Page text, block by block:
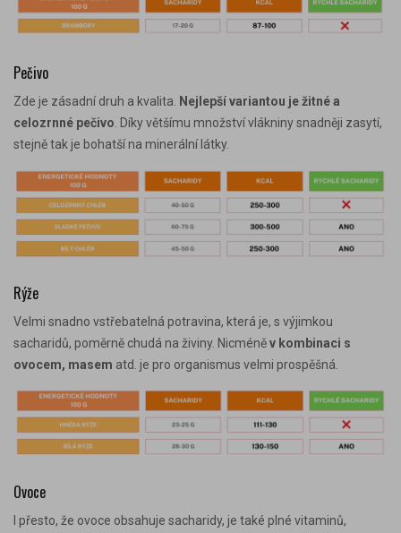
Pečivo
Zde je zásadní druh a kvalita.
Nejlepší variantou je žitné a
celozrnné pečivo . Díky většímu množství vlákniny snadněji zasytí,
stejně tak je bohatší na minerální látky.
Rýže
Velmi snadno vstřebatelná potravina, která je, s výjimkou
sacharidů, poměrně chudá na živiny. Nicméněv kombinaci s
ovocem, masem atd. je pro organismus velmi prospěšná.
Ovoce
I přesto, že ovoce obsahuje sacharidy, je také plné vitaminů,